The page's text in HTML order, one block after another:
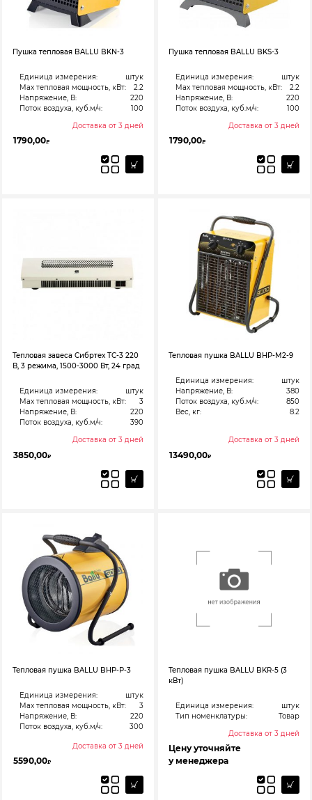
Пушка тепловая BALLU BKN-3
Единица измерения:
штук
Max тепловая мощность, кВт:
2.2
Напряжение, В:
220
Поток воздуха, куб.м/ч:
100
Доставка от 3 дней
1790,00₽
Пушка тепловая BALLU BKS-3
Единица измерения:
штук
Max тепловая мощность, кВт:
2.2
Напряжение, В:
220
Поток воздуха, куб.м/ч:
100
Доставка от 3 дней
1790,00₽
Тепловая завеса Сибртех ТС-3 220
В, 3 режима, 1500-3000 Вт, 24 град
Единица измерения:
штук
Max тепловая мощность, кВт:
3
Напряжение, В:
220
Поток воздуха, куб.м/ч:
390
Доставка от 3 дней
3850,00₽
Тепловая пушка BALLU BHP-M2-9
Единица измерения:
штук
Напряжение, В:
380
Поток воздуха, куб.м/ч:
850
Вес, кг:
8.2
Доставка от 3 дней
13490,00₽
Тепловая пушка BALLU BHP-P-3
Единица измерения:
штук
Max тепловая мощность, кВт:
3
Напряжение, В:
220
Поток воздуха, куб.м/ч:
300
Доставка от 3 дней
5590,00₽
Тепловая пушка BALLU BKR-5 (3
кВт)
Единица измерения:
штук
Тип номенклатуры:
Товар
Доставка от 3 дней
Цену уточняйте
у менеджера